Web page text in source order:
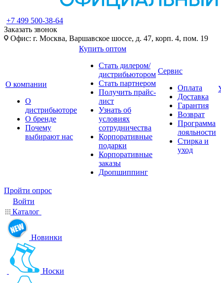
+7 499 500-38-64
Заказать звонок
Офис: г. Москва, Варшавское шоссе, д. 47, корп. 4, пом. 19
О компании
О
дистрибьюторе
О бренде
Почему
выбирают нас
Купить оптом
Стать дилером/
дистрибьютором
Стать партнером
Получить прайс-
лист
Узнать об
условиях
сотрудничества
Корпоративные
подарки
Корпоративные
заказы
Дропшиппинг
Сервис
Оплата
Доставка
Гарантия
Возврат
Программа
лояльности
Стирка и
уход
Пройти опрос
Войти
Каталог
Новинки
Носки